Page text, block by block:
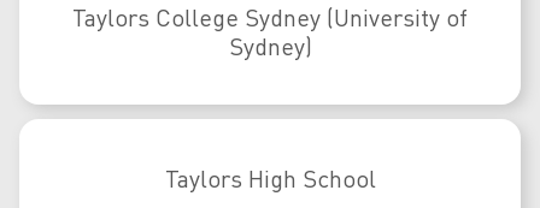
Taylors College Sydney (University of
Sydney)
Taylors High School